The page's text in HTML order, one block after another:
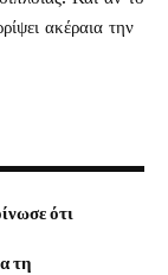
ακέραια την
ότι
τη